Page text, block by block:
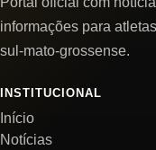
informações para
sul-mato-grossense.
INSTITUCIONAL
Início
Notícias